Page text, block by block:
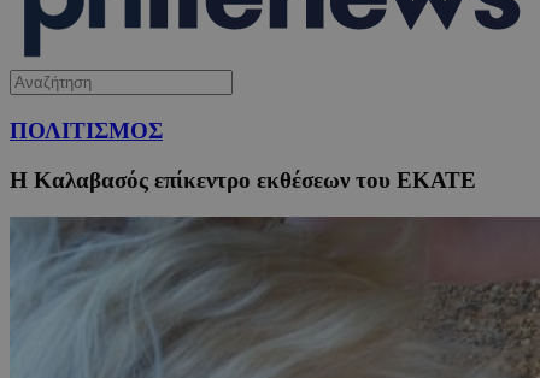
ΠΟΛΙΤΙΣΜΟΣ
Η Καλαβασός επίκεντρο εκθέσεων του ΕΚΑΤΕ